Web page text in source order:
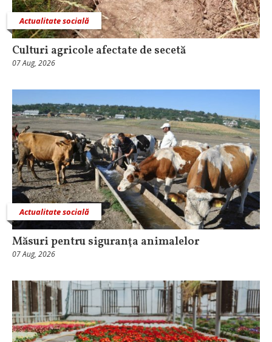
Actualitate socială
Culturi agricole afectate de secetă
07 Aug, 2026
Actualitate socială
Măsuri pentru siguranţa animalelor
07 Aug, 2026